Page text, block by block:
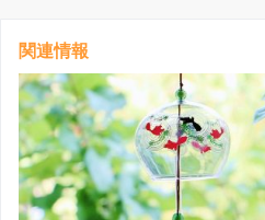
関連情報